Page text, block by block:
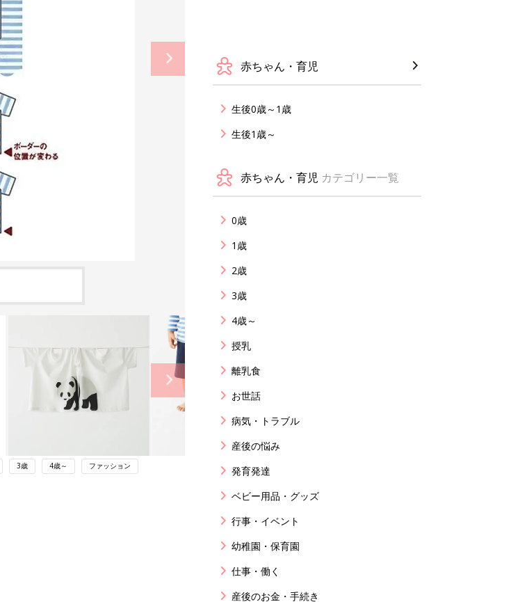
3歳 4歳～ ファッション
赤ちゃん・育児
生後0歳～1歳
生後1歳～
赤ちゃん・育児 カテゴリー一覧
0歳
1歳
2歳
3歳
4歳～
授乳
離乳食
お世話
病気・トラブル
産後の悩み
発育発達
ベビー用品・グッズ
行事・イベント
幼稚園・保育園
仕事・働く
産後のお金・手続き